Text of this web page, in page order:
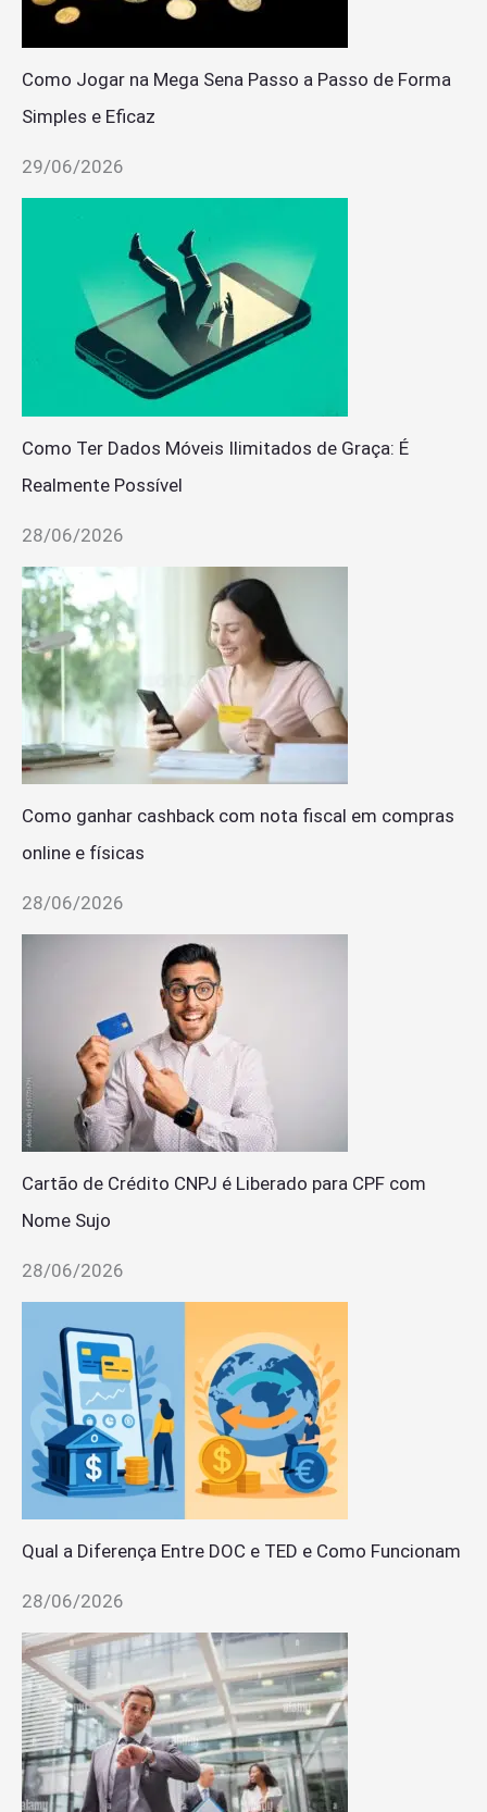
Como Jogar na Mega Sena Passo a Passo de Forma
Simples e Eficaz
29/06/2026
Como Ter Dados Móveis Ilimitados de Graça: É
Realmente Possível
28/06/2026
Como ganhar cashback com nota fiscal em compras
online e físicas
28/06/2026
Cartão de Crédito CNPJ é Liberado para CPF com
Nome Sujo
28/06/2026
Qual a Diferença Entre DOC e TED e Como Funcionam
28/06/2026